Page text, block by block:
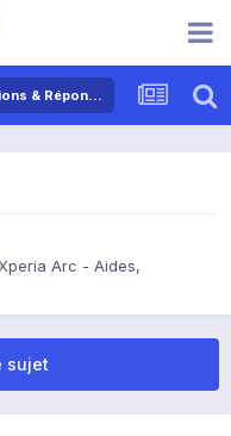
Sony Ericsson Xperia Arc - Aides, Questions & Réponses
Arc - Aides,
sujet